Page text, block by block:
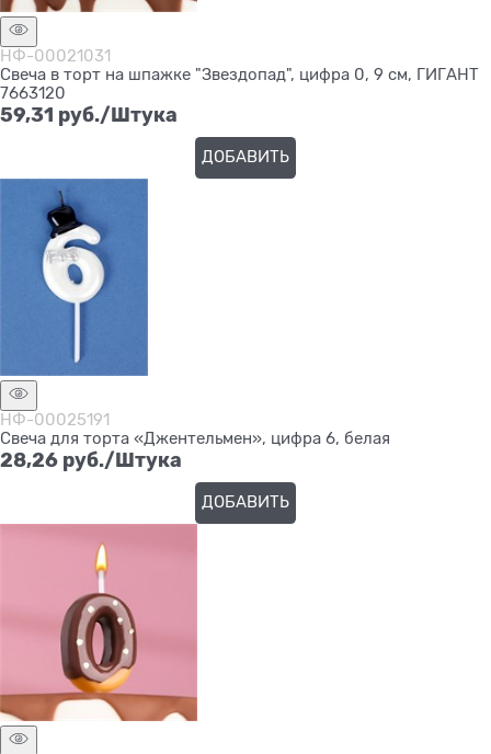
НФ-00021031
Свеча в торт на шпажке "Звездопад", цифра 0, 9 см, ГИГАНТ
7663120
59,31 руб./Штука
ДОБАВИТЬ
НФ-00025191
Свеча для торта «Джентельмен», цифра 6, белая
28,26 руб./Штука
ДОБАВИТЬ